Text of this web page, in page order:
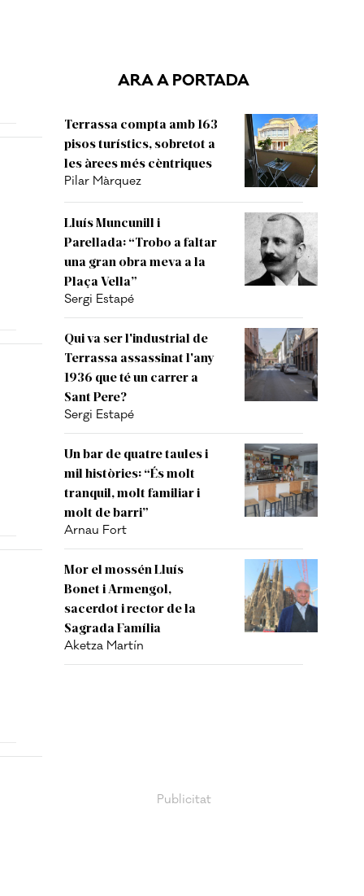
ARA A PORTADA
Terrassa compta amb 163
pisos turístics, sobretot a
les àrees més cèntriques
Pilar Màrquez
Lluís Muncunill i
Parellada: “Trobo a faltar
una gran obra meva a la
Plaça Vella”
Sergi Estapé
Qui va ser l'industrial de
Terrassa assassinat l'any
1936 que té un carrer a
Sant Pere?
Sergi Estapé
Un bar de quatre taules i
mil històries: “És molt
tranquil, molt familiar i
molt de barri”
Arnau Fort
Mor el mossén Lluís
Bonet i Armengol,
sacerdot i rector de la
Sagrada Família
Aketza Martín